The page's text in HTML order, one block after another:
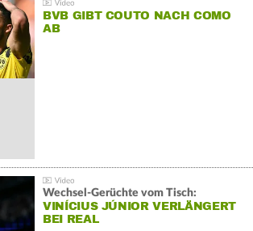
BVB GIBT COUTO NACH COMO
AB
Wechsel-Gerüchte vom Tisch:
VINÍCIUS JÚNIOR VERLÄNGERT
BEI REAL